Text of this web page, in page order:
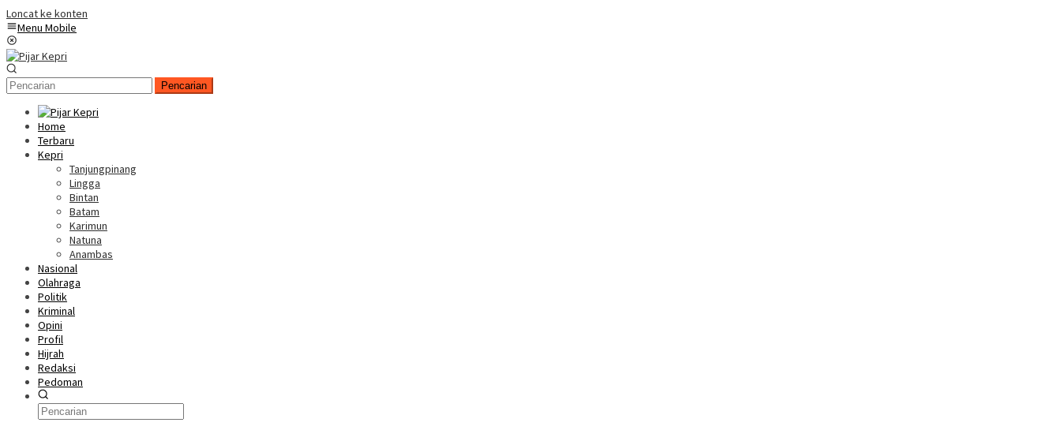
Loncat ke konten
Menu Mobile
Pencarian
Home
Terbaru
Kepri
Tanjungpinang
Lingga
Bintan
Batam
Karimun
Natuna
Anambas
Nasional
Olahraga
Politik
Kriminal
Opini
Profil
Hijrah
Redaksi
Pedoman